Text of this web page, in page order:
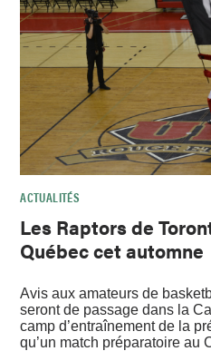
ACTUALITÉS
Les Raptors de
Québec cet automne
Avis aux amateurs de
seront de passage dans la
camp d’entraînement de la
qu’un match préparatoire au